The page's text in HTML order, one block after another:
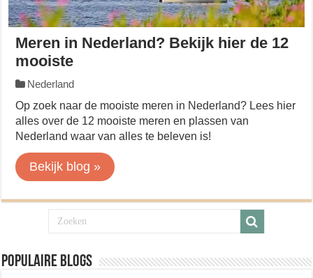
Meren in Nederland? Bekijk hier de 12
mooiste
Nederland
Op zoek naar de mooiste meren in Nederland? Lees hier
alles over de 12 mooiste meren en plassen van
Nederland waar van alles te beleven is!
Bekijk blog »
Populaire blogs